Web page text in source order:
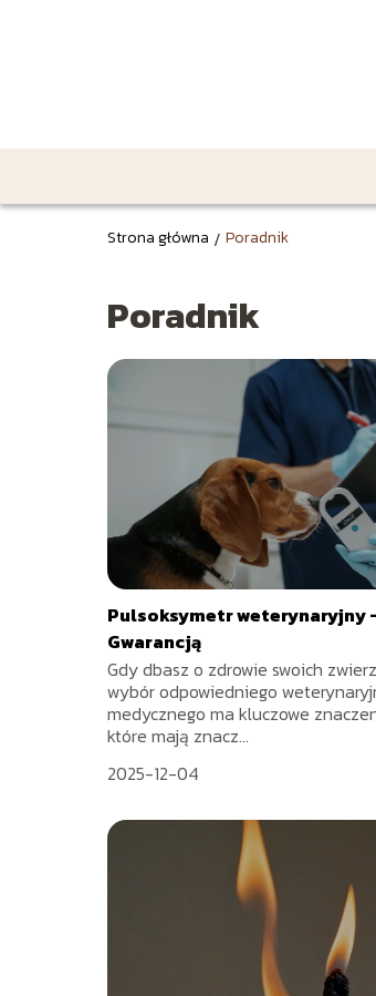
Strona główna / Poradnik
Poradnik
Pulsoksymetr weterynaryjny
Gwarancją
Gdy dbasz o zdrowie swoich
wybór odpowiedniego
medycznego ma kluczowe
które mają znacz...
2025-12-04